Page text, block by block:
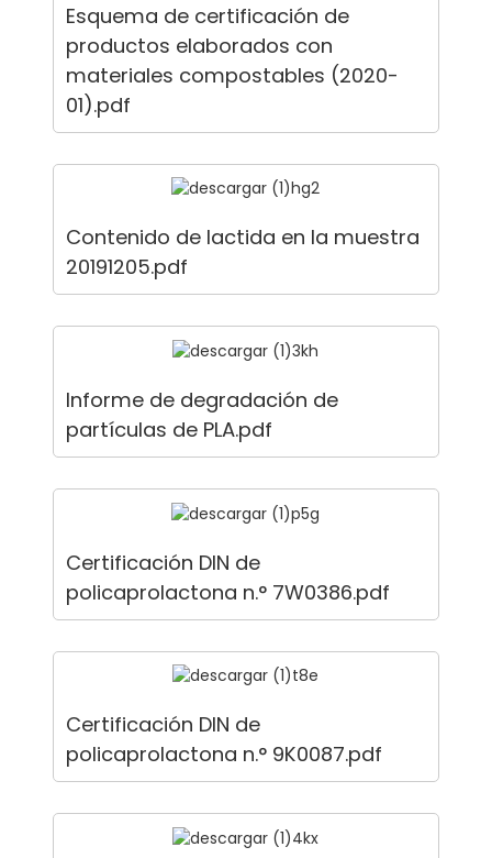
Esquema de certificación de
productos elaborados con
materiales compostables (2020-
01).pdf
Contenido de lactida en la muestra
20191205.pdf
Informe de degradación de
partículas de PLA.pdf
Certificación DIN de
policaprolactona n.° 7W0386.pdf
Certificación DIN de
policaprolactona n.° 9K0087.pdf